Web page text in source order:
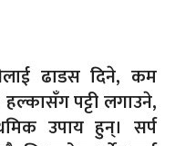
ढाडस दिने, कम
पट्टी लगाउने,
उपाय हुन्। सर्प